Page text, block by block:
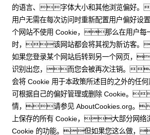
的语言、字体大小和其他浏览偏好
用户无需在每次访问时重新配置用户偏好
个网站不使用 Cookie，那么在用户每
时，该网站都会将其视为新访客
如果您登录某个网站后转到另一个网页，
识别出您，而您会被再次注销。
会将 Cookie 用于本政策所述目的之外的
可根据自己的偏好管理或删除 Cookie。
情，请参见 AboutCookies.org。
上保存的所有 Cookie，大部分网络
Cookie 的功能。但如果您这么做，